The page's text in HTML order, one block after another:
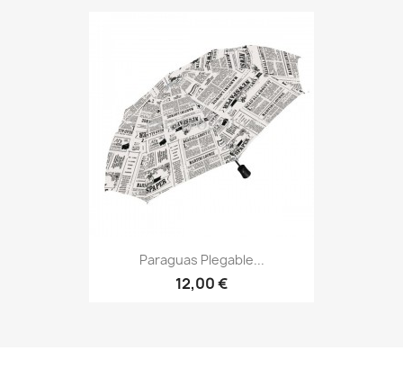
Paraguas Plegable...
12,00 €